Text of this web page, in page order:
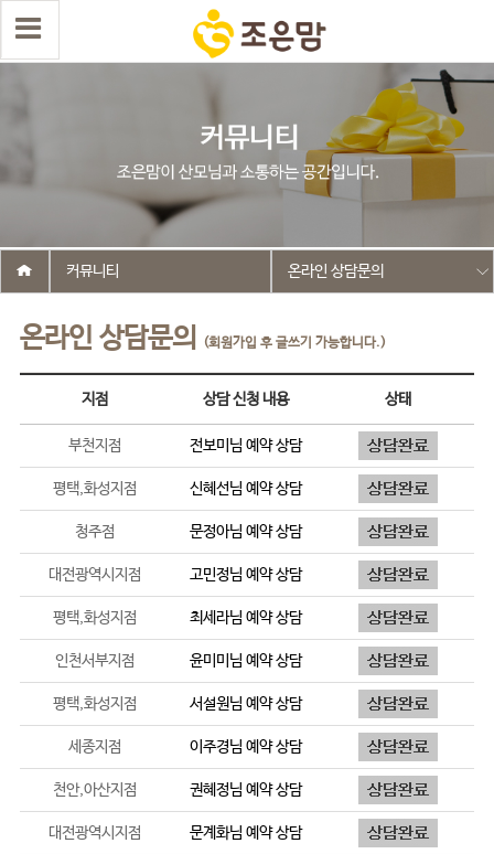
온라인 상담문의 (회원가입 후 글쓰기 가능합니다.)
커뮤니티 온라인 상담문의
지점 상담 신청 내용 상태
부천지점 전보미 님 예약 상담
평택,화성지점 신혜선님 예약 상담
청주점 문정아님 예약 상담
대전광역시지점 고민정님 예약 상담
평택,화성지점 최세라님 예약 상담
인천서부지점 윤미미 님 예약 상담
평택,화성지점 서설원님 예약 상담
세종지점 이주경님 예약 상담
천안,아산지점 권혜정님 예약 상담
대전광역시지점 문계화님 예약 상담